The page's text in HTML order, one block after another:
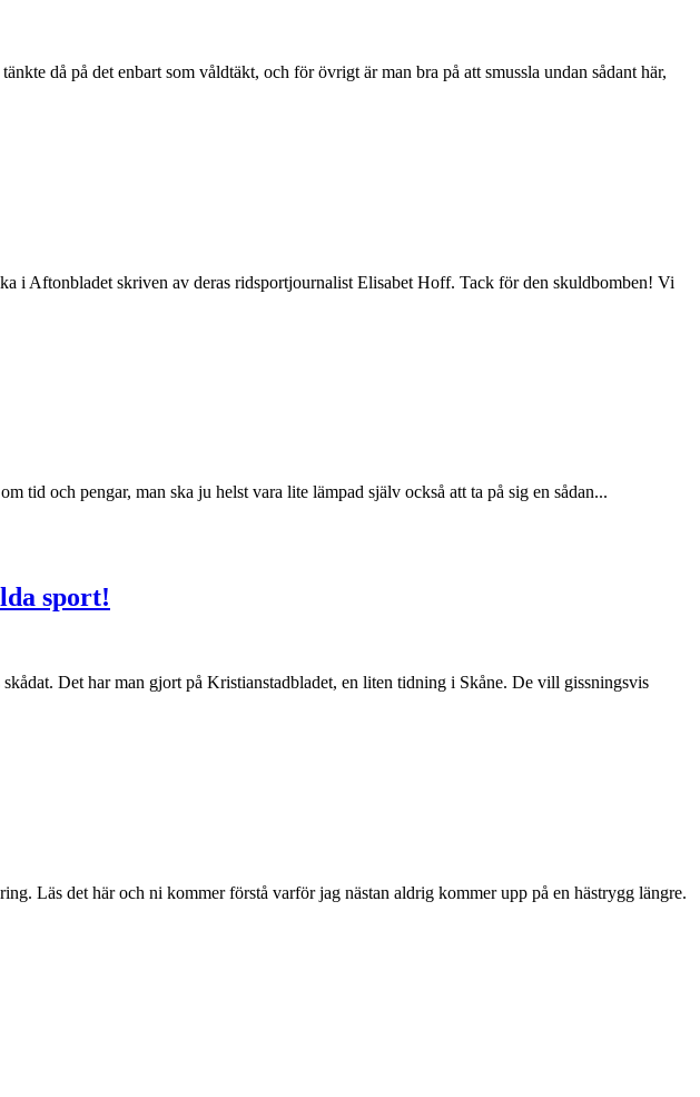
då på det enbart som våldtäkt, och för övrigt är man bra på att smussla undan sådant här,
i Aftonbladet skriven av deras ridsportjournalist Elisabet Hoff. Tack för den skuldbomben! Vi
tid och pengar, man ska ju helst vara lite lämpad själv också att ta på sig en sådan...
sport!
Det har man gjort på Kristianstadbladet, en liten tidning i Skåne. De vill gissningsvis
Läs det här och ni kommer förstå varför jag nästan aldrig kommer upp på en hästrygg längre.